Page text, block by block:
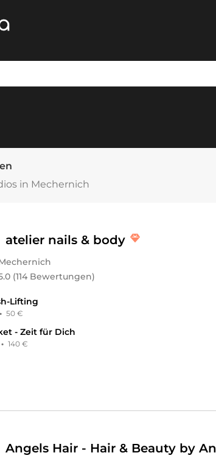
in Mechernich
atelier nails & body
(114 Bewertungen)
Lifting
· 50 €
- Zeit für Dich
· 140 €
geführtes Nagelstudio in Mechernich,
entspannter Atmosphäre nimmt sie sich Zeit
Angels Hair - Hair & Beauty by